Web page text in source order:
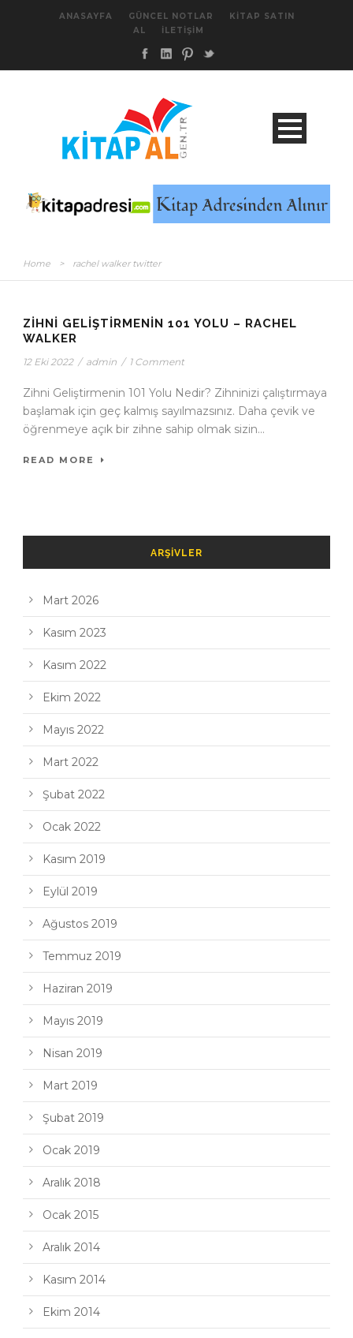
ANASAYFA GÜNCEL NOTLAR
KITAP SATIN
AL
İLETIŞIM
Home > rachel walker twitter
ZIHNI GELIŞTIRMENIN 101 YOLU – RACHEL
WALKER
12 Eki 2022 / admin / 1 Comment
Zihni Geliştirmenin 101 Yolu Nedir? Zihninizi çalıştırmaya
başlamak için geç kalmış sayılmazsınız. Daha çevik ve
öğrenmeye açık bir zihne sahip olmak sizin...
READ MORE
ARŞIVLER
Mart 2026
Kasım 2023
Kasım 2022
Ekim 2022
Mayıs 2022
Mart 2022
Şubat 2022
Ocak 2022
Kasım 2019
Eylül 2019
Ağustos 2019
Temmuz 2019
Haziran 2019
Mayıs 2019
Nisan 2019
Mart 2019
Şubat 2019
Ocak 2019
Aralık 2018
Ocak 2015
Aralık 2014
Kasım 2014
Ekim 2014